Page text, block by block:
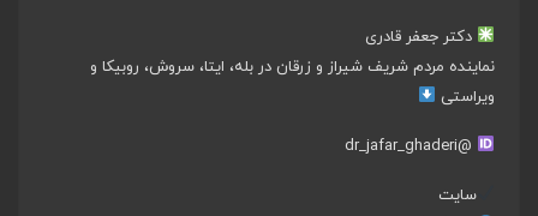
دکتر جعفر قادری
نماینده مردم شریف شیراز و زرقان در بله، ایتا، سروش، روبیکا و
ویراستی
@dr_jafar_ghaderi
سایت